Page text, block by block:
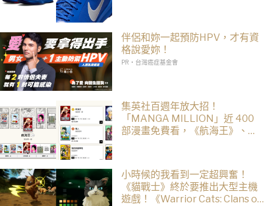
伴侶和妳一起預防HPV，才有資
格說愛妳！
PR・台灣癌症基金會
集英社百週年放大招！
「MANGA MILLION」近 400
部漫畫免費看，《航海王》、
小時候的我看到一定超興奮！
《貓戰士》終於要推出大型主機
遊戲！《Warrior Cats: Clans of